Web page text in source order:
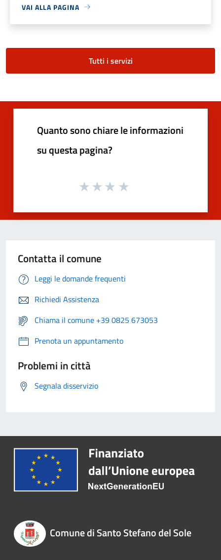
VAI ALLA PAGINA
Tutti i servizi
Quanto sono chiare le informazioni
su questa pagina?
Contatta il comune
Leggi le domande frequenti
Richiedi Assistenza
Chiama il comune +39 0825 673053
Prenota un appuntamento
Problemi in città
Segnala disservizio
Comune di Santo Stefano del Sole